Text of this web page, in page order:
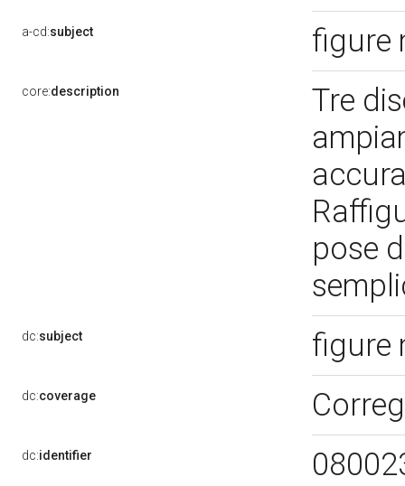
a-cd:subject figure
core:description
Tre
pose
dc:subject figure
dc:coverage
dc:identifier